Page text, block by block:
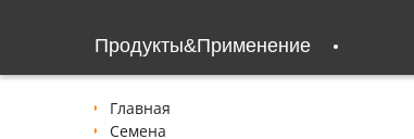
Продукты&Применение
Главная
Семена